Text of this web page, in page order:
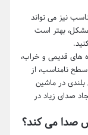
نیز می تواند
مشکل، بهتر است
های قدیمی و خراب،
نامناسب، از
در ماشین
صدای زیاد در
صدا می کند؟